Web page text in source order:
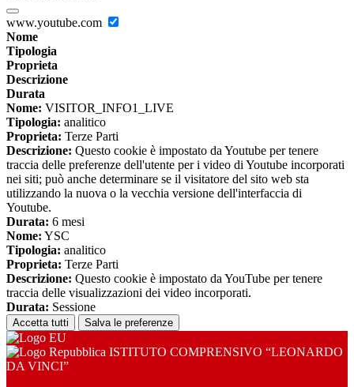
www.youtube.com
Nome
Tipologia
Proprieta
Descrizione
Durata
Nome: VISITOR_INFO1_LIVE
Tipologia: analitico
Proprieta: Terze Parti
Descrizione: Questo cookie è impostato da Youtube per tenere
traccia delle preferenze dell'utente per i video di Youtube incorporati
nei siti; può anche determinare se il visitatore del sito web sta
utilizzando la nuova o la vecchia versione dell'interfaccia di
Youtube.
Durata: 6 mesi
Nome: YSC
Tipologia: analitico
Proprieta: Terze Parti
Descrizione: Questo cookie è impostato da YouTube per tenere
traccia delle visualizzazioni dei video incorporati.
Durata: Sessione
Accetta tutti Salva le preferenze
ISTITUTO COMPRENSIVO “LEONARDO
DA VINCI”